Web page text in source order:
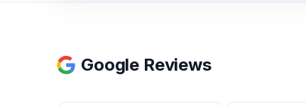
Google Reviews